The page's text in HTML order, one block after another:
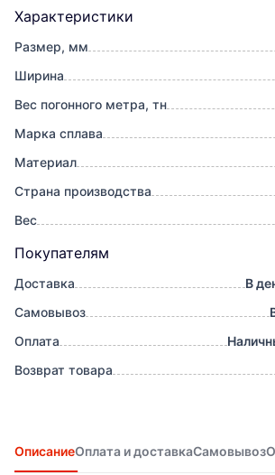
Характеристики
Размер, мм
Ширина
Вес погонного метра, тн
Марка сплава
Материал
Страна производства
Вес
Покупателям
Доставка
В
Самовывоз
Оплата
Возврат товара
ОписаниеОплата и доставкаСамовывоз